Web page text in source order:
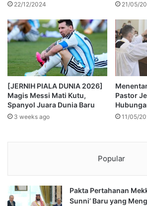
22/12/2024 21/05/
[JERNIH PIALA DUNIA 2026]
Magis Messi Mati Kutu,
Spanyol Juara Dunia Baru
3 weeks ago
Pastor
11/05/
Popular
Pakta Pertahanan
Sunni’ Baru yang